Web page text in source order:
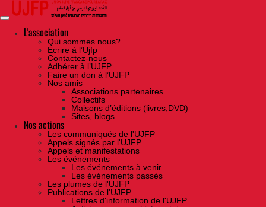
Skip
the
contentL'association
Qui sommes nous?
Ecrire à l’Ujfp
Contactez-nous
Adhérer à l’UJFP
Faire un don à l’UJFP
Nos amis
Associations partenaires
Collectifs
Maisons d’éditions (livres,DVD)
Sites, blogs
Nos actions
Les communiqués de l'UJFP
Appels signés par l'UJFP
Appels et manifestations
Les événements
Les événements à venir
Les événements passés
Les plumes de l'UJFP
Publications de l'UJFP
Lettres d'information de l'UJFP